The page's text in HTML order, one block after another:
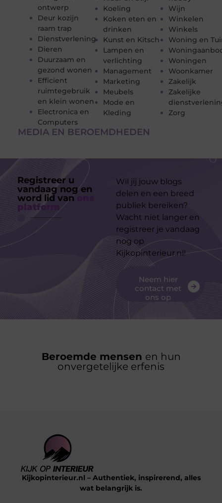
ontwerp
Deur kozijn
raam trap
Dienstverlening
Dieren
Duurzaam en
gezond wonen
Efficient
ruimtegebruik
en klein wonen
Electronica en
Computers
Koeling
Koken eten en
drinken
Kunst en Kitsch
Lampen en
verlichting
Management
Marketing
Meubels
Mode en
Kleding
Wijn
Winkelen
Winkels
Woning en
Woningen
Woonkamer
Zakelijk
Zakelijke
Zorg
MEDIA EN BEROEMDHEDEN
Registreer u
vandaag nog en
word lid van
platform
Wil jij jouw blogs
delen en een breed
publiek bereiken?
Wacht niet langer en
registreer je vandaag
nog op
Kijkopinterieur.nl!
Neem hier
contact met
ons op
Beroemde mensen en hun
onvergetelijke erfenis
Kijkopinterieur.nl – Authentiek, inspirerend, alles
wat belangrijk is.